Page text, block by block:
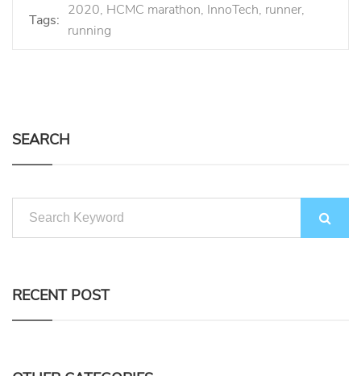
Tags:
2020 HCMC marathon InnoTech runner
running
SEARCH
RECENT POST